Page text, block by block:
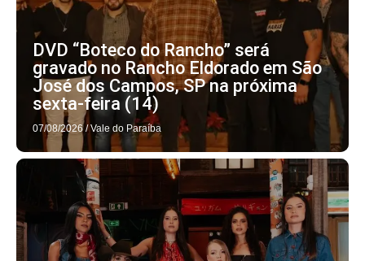
DVD “Boteco do Rancho” será
gravado no Rancho Eldorado em São
José dos Campos, SP na próxima
sexta-feira (14)
07/08/2026 / Vale do Paraíba